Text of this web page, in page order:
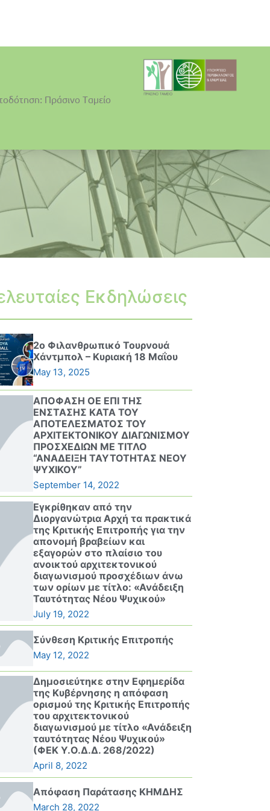
Πράσινο Ταμείο
Εκδηλώσεις
2ο Φιλανθρωπικό Τουρνουά
Χάντμπολ – Κυριακή 18 Μαΐου
May 13, 2025
ΑΠΟΦΑΣΗ ΟΕ ΕΠΙ ΤΗΣ
ΕΝΣΤΑΣΗΣ ΚΑΤΑ ΤΟΥ
ΑΠΟΤΕΛΕΣΜΑΤΟΣ ΤΟΥ
ΑΡΧΙΤΕΚΤΟΝΙΚΟΥ ΔΙΑΓΩΝΙΣΜΟΥ
ΠΡΟΣΧΕΔΙΩΝ ΜΕ ΤΙΤΛΟ
“ΑΝΑΔΕΙΞΗ ΤΑΥΤΟΤΗΤΑΣ ΝΕΟΥ
ΨΥΧΙΚΟΥ”
September 14, 2022
Εγκρίθηκαν από την
Διοργανώτρια Αρχή τα πρακτικά
της Κριτικής Επιτροπής για την
απονομή βραβείων και
εξαγορών στο πλαίσιο του
ανοικτού αρχιτεκτονικού
διαγωνισμού προσχέδιων άνω
των ορίων με τίτλο: «Ανάδειξη
Ταυτότητας Νέου Ψυχικού»
July 19, 2022
Σύνθεση Κριτικής Επιτροπής
May 12, 2022
Δημοσιεύτηκε στην Εφημερίδα
της Κυβέρνησης η απόφαση
ορισμού της Κριτικής Επιτροπής
του αρχιτεκτονικού
διαγωνισμού με τίτλο «Ανάδειξη
ταυτότητας Νέου Ψυχικού»
(ΦΕΚ Υ.Ο.Δ.Δ. 268/2022)
April 8, 2022
Απόφαση Παράτασης ΚΗΜΔΗΣ
March 28, 2022